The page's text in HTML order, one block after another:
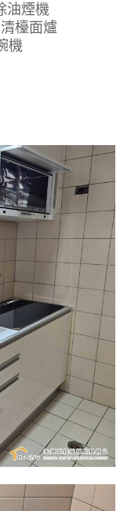
油煙機
檯面爐
機